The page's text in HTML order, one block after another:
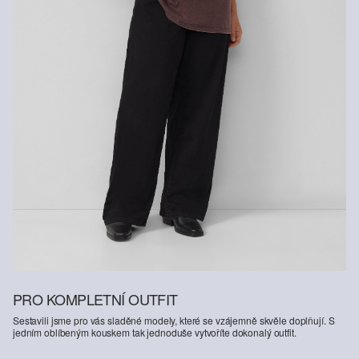
PRO KOMPLETNÍ OUTFIT
Sestavili jsme pro vás sladěné modely, které se vzájemně skvěle doplňují. S
jedním oblíbeným kouskem tak jednoduše vytvoříte dokonalý outfit.